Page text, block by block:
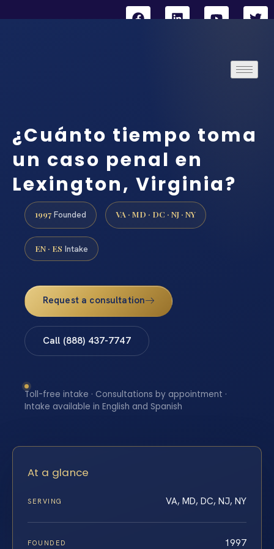
¿Cuánto tiempo toma
un caso penal en
Lexington, Virginia?
1997 Founded VA · MD · DC · NJ · NY
EN · ES Intake
Request a consultation
Call (888) 437-7747
Toll-free intake · Consultations by appointment ·
Intake available in English and Spanish
At a glance
SERVING VA, MD, DC, NJ, NY
FOUNDED 1997